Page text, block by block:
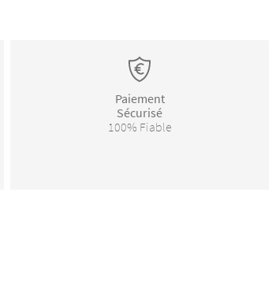
Paiement
Sécurisé
100% Fiable